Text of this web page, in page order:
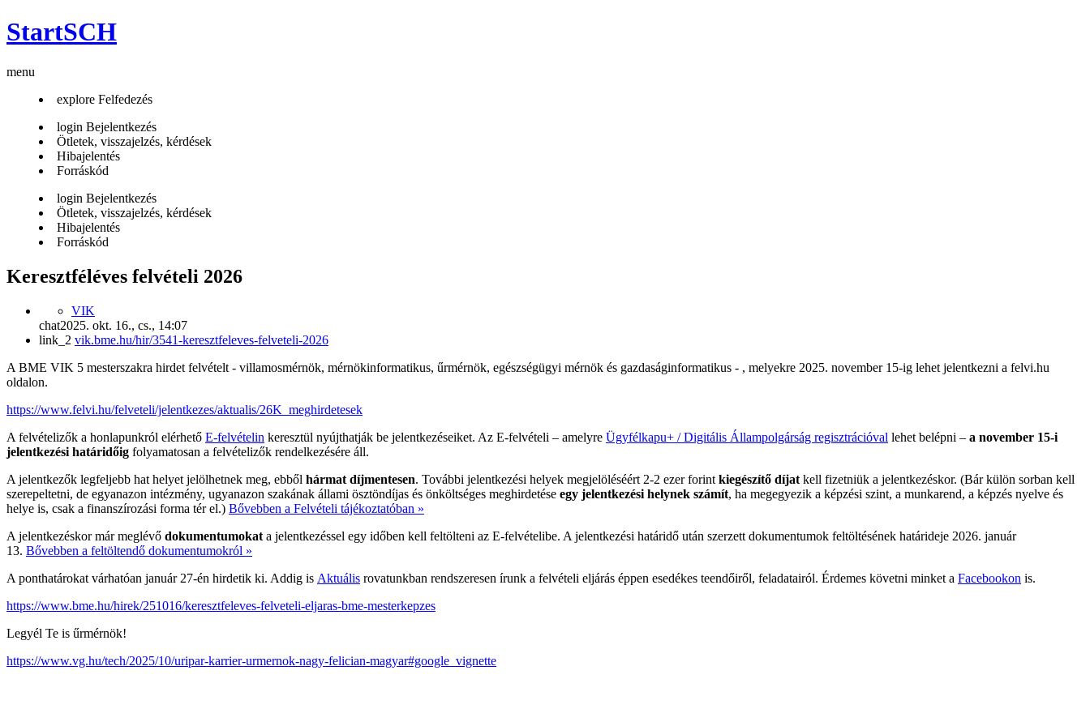
StartSCH
menu
explore Felfedezés
login Bejelentkezés
Ötletek, visszajelzés, kérdések
Hibajelentés
Forráskód
login Bejelentkezés
Ötletek, visszajelzés, kérdések
Hibajelentés
Forráskód
Keresztféléves felvételi 2026
VIK
chat2025. okt. 16., cs., 14:07
link_2 vik.bme.hu/hir/3541-keresztfeleves-felveteli-2026
A BME VIK 5 mesterszakra hirdet felvételt - villamosmérnök, mérnökinformatikus, űrmérnök, egészségügyi mérnök és gazdaságinformatikus - , melyekre 2025. november 15-ig lehet jelentkezni a felvi.hu
oldalon.
https://www.felvi.hu/felveteli/jelentkezes/aktualis/26K_meghirdetesek
A felvételizők a honlapunkról elérhető E-felvételin keresztül nyújthatják be jelentkezéseiket. Az E-felvételi – amelyre Ügyfélkapu+ / Digitális Állampolgárság regisztrációval lehet belépni – a november 15-i
jelentkezési határidőig folyamatosan a felvételizők rendelkezésére áll.
A jelentkezők legfeljebb hat helyet jelölhetnek meg, ebből hármat díjmentesen. További jelentkezési helyek megjelöléséért 2-2 ezer forint kiegészítő díjat kell fizetniük a jelentkezéskor. (Bár külön sorban kell
szerepeltetni, de egyanazon intézmény, ugyanazon szakának állami ösztöndíjas és önköltséges meghirdetése egy jelentkezési helynek számít, ha megegyezik a képzési szint, a munkarend, a képzés nyelve és
helye is, csak a finanszírozási forma tér el.) Bővebben a Felvételi tájékoztatóban »
A jelentkezéskor már meglévő dokumentumokat a jelentkezéssel egy időben kell feltölteni az E-felvételibe. A jelentkezési határidő után szerzett dokumentumok feltöltésének határideje 2026. január
13. Bővebben a feltöltendő dokumentumokról »
A ponthatárokat várhatóan január 27-én hirdetik ki. Addig is Aktuális rovatunkban rendszeresen írunk a felvételi eljárás éppen esedékes teendőiről, feladatairól. Érdemes követni minket a Facebookon is.
https://www.bme.hu/hirek/251016/keresztfeleves-felveteli-eljaras-bme-mesterkepzes
Legyél Te is űrmérnök!
https://www.vg.hu/tech/2025/10/uripar-karrier-urmernok-nagy-felician-magyar#google_vignette